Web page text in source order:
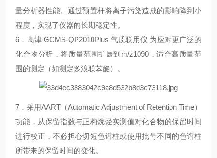
量分析器性能。通过预置杆将离子污染造成的影响降到小
程度，实现了仪器的长期稳定性。
6．岛津 GCMS-QP2010Plus 气质联用仪 为应对更广泛的
化合物分析，将质量范围扩展到m/z1090，适合高质量范
围的测定（如测定多溴联苯醚）。
7．采用AART（Automatic Adjustment of Retention Time）
功能，从保留指数与正构烷烃实测值对化合物的保留时间
进行校正，不必担心切短色谱柱或使用批号不同的色谱柱
所带来的保留时间的变化。